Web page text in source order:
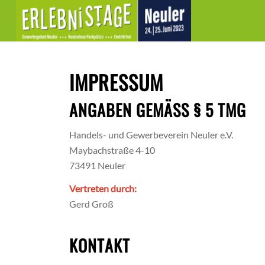
IMPRESSUM
ANGABEN GEMÄSS § 5 TMG
Handels- und Gewerbeverein Neuler e.V.
Maybachstraße 4-10
73491 Neuler
Vertreten durch:
Gerd Groß
KONTAKT